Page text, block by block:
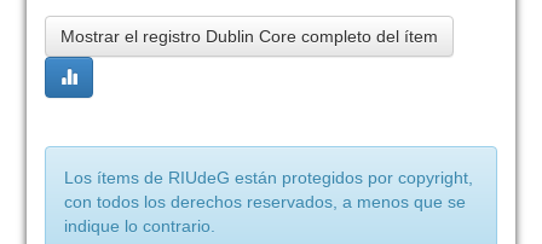
Mostrar el registro Dublin Core completo del ítem
Los ítems de RIUdeG están protegidos por copyright,
con todos los derechos reservados, a menos que se
indique lo contrario.